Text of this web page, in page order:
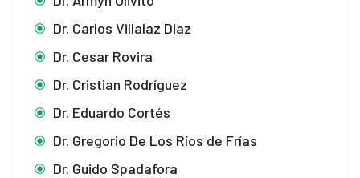
Dr. Carlos Villalaz Diaz
Dr. Cesar Rovira
Dr. Cristian Rodríguez
Dr. Eduardo Cortés
Dr. Gregorio De Los Ríos de Frías
Dr. Guido Spadafora